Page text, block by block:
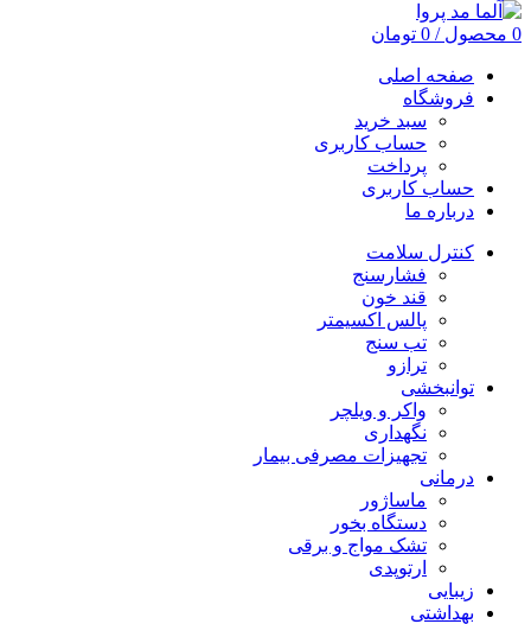
0 محصول /
0 تومان
صفحه اصلی
فروشگاه
سبد خرید
حساب کاربری
پرداخت
حساب کاربری
درباره ما
کنترل سلامت
فشارسنج
قند خون
پالس اکسیمتر
تب سنج
ترازو
توانبخشی
واکر و ویلچر
نگهداری
تجهیزات مصرفی بیمار
درمانی
ماساژور
دستگاه بخور
تشک مواج و برقی
ارتوپدی
زیبایی
بهداشتی